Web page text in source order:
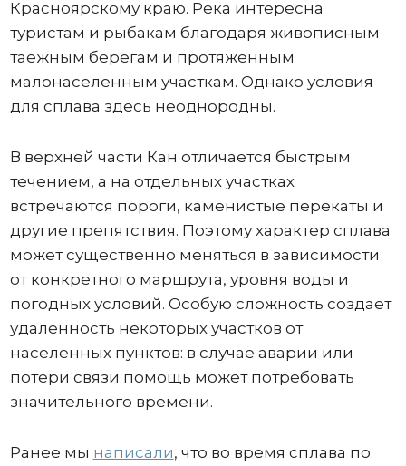
Красноярскому краю. Река интересна
туристам и рыбакам благодаря живописным
таежным берегам и протяженным
малонаселенным участкам. Однако условия
для сплава здесь неоднородны.
В верхней части Кан отличается быстрым
течением, а на отдельных участках
встречаются пороги, каменистые перекаты и
другие препятствия. Поэтому характер сплава
может существенно меняться в зависимости
от конкретного маршрута, уровня воды и
погодных условий. Особую сложность создает
удаленность некоторых участков от
населенных пунктов: в случае аварии или
потери связи помощь может потребовать
значительного времени.
Ранее мы написали, что во время сплава по